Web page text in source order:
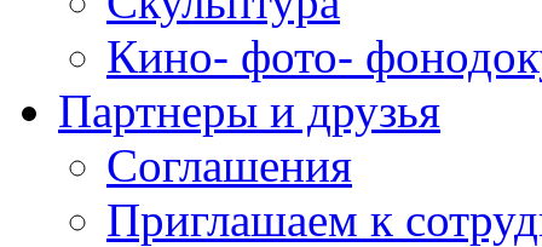
Кино- фото-
Партнеры и друзья
Соглашения
Приглашаем к